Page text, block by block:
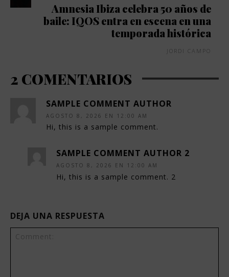
Amnesia Ibiza celebra 50 años de
baile: IQOS entra en escena en una
temporada histórica
JORDI CAMPO
2 COMENTARIOS
SAMPLE COMMENT AUTHOR
AGOSTO 8, 2026 EN 12:00 AM
Hi, this is a sample comment.
SAMPLE COMMENT AUTHOR 2
AGOSTO 8, 2026 EN 12:00 AM
Hi, this is a sample comment. 2
DEJA UNA RESPUESTA